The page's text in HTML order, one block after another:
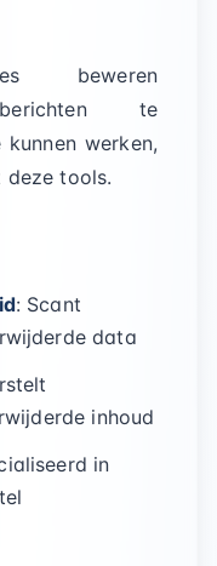
beweren
berichten te
werken,
tools.
: Scant
data
inhoud
in